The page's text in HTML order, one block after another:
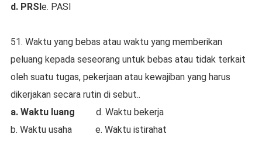
d. PRSIe. PASI
51. Waktu yang bebas atau waktu yang memberikan
peluang kepada seseorang untuk bebas atau tidak terkait
oleh suatu tugas, pekerjaan atau kewajiban yang harus
dikerjakan secara rutin di sebut..
a. Waktu luang
d. Waktu bekerja
b. Waktu usaha e. Waktu istirahat